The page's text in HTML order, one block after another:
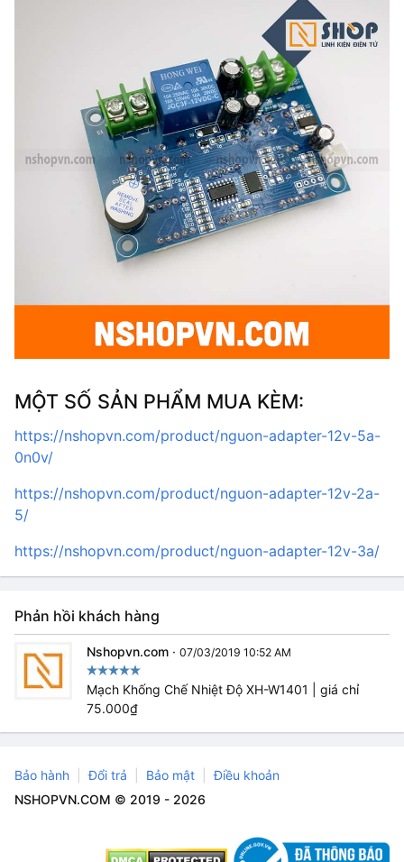
MỘT SỐ SẢN PHẨM MUA KÈM:
https://nshopvn.com/product/nguon-adapter-12v-5a-
0n0v/
https://nshopvn.com/product/nguon-adapter-12v-2a-
5/
https://nshopvn.com/product/nguon-adapter-12v-3a/
Phản hồi khách hàng
Nshopvn.com · 07/03/2019 10:52 AM
Mạch Khống Chế Nhiệt Độ XH-W1401 | giá chỉ
75.000₫
Bảo hành Đổi trả Bảo mật
Điều khoản
NSHOPVN.COM © 2019 - 2026